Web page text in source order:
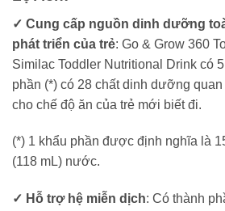
✓ Cung cấp nguồn dinh dưỡng
phát triển của trẻ: Go & Grow 360
Similac Toddler Nutritional Drink có
phần (*) có 28 chất dinh dưỡng
cho chế độ ăn của trẻ mới biết đi.
(*) 1 khẩu phần được định nghĩa là
(118 mL) nước.
✓ Hỗ trợ hệ miễn dịch: Có thành